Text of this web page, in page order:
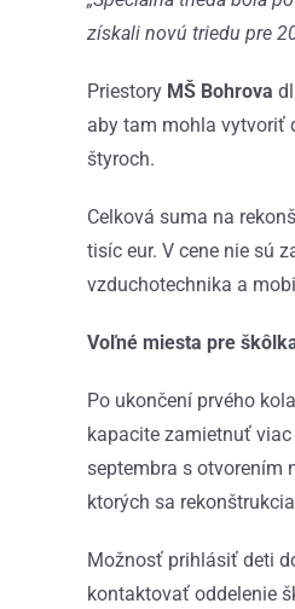
získali novú triedu pre
Priestory MŠ Bohrova
aby tam mohla vytvoriť
štyroch.
Celková suma na
tisíc eur. V cene nie sú
vzduchotechnika a
Voľné miesta pre
Po ukončení prvého
kapacite zamietnuť
septembra s otvorením
ktorých sa
Možnosť prihlásiť deti
kontaktovať oddelenie